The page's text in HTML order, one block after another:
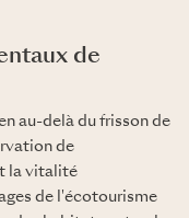
de
au-delà du frisson de
de
la vitalité
de l'écotourisme